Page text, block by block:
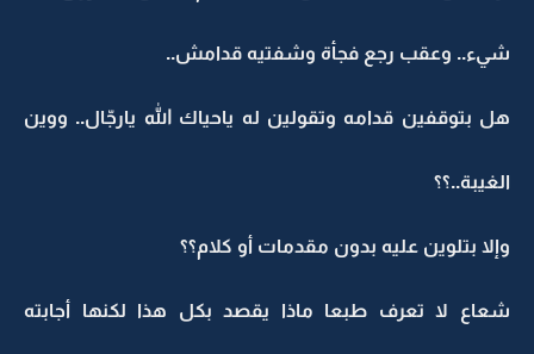
شيء.. وعقب رجع فجأة وشفتيه قدامش..
هل بتوقفين قدامه وتقولين له ياحياك الله يارجّال.. ووين
الغيبة..؟؟
وإلا بتلوين عليه بدون مقدمات أو كلام؟؟
شعاع لا تعرف طبعا ماذا يقصد بكل هذا لكنها أجابته